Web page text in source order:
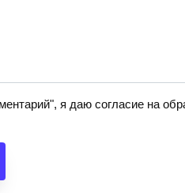
я даю согласие на